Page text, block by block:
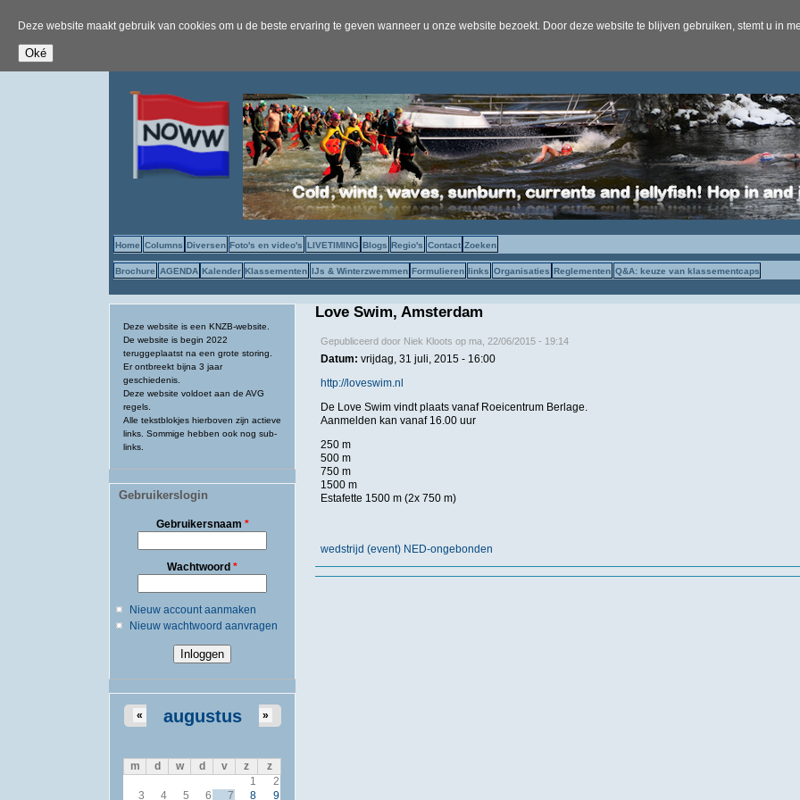
Deze website maakt gebruik van cookies om u de beste ervaring te geven wanneer u onze website bezoekt. Door deze website te blijven gebruiken, stemt u in
Home Columns Diversen Foto's en video's LIVETIMING Blogs Regio's Contact Zoeken
Brochure AGENDA Kalender Klassementen IJs & Winterzwemmen Formulieren links Organisaties Reglementen Q&A: keuze van klassementcaps
Deze website is een KNZB-website.
De website is begin 2022
teruggeplaatst na een grote storing.
Er ontbreekt bijna 3 jaar
geschiedenis.
Deze website voldoet aan de AVG
regels.
Alle tekstblokjes hierboven zijn actieve
links. Sommige hebben ook nog sub-
links.
Gebruikerslogin
Gebruikersnaam *
Wachtwoord *
Nieuw account aanmaken
Nieuw wachtwoord aanvragen
augustus
« »
m d w d v z
z
1
2
3
4 5 6 7 8
9
Love Swim, Amsterdam
Gepubliceerd door Niek Kloots op ma, 22/06/2015 - 19:14
Datum: vrijdag, 31 juli, 2015 - 16:00
http://loveswim.nl
De Love Swim vindt plaats vanaf Roeicentrum Berlage.
Aanmelden kan vanaf 16.00 uur
250 m
500 m
750 m
1500 m
Estafette 1500 m (2x 750 m)
wedstrijd (event) NED-ongebonden